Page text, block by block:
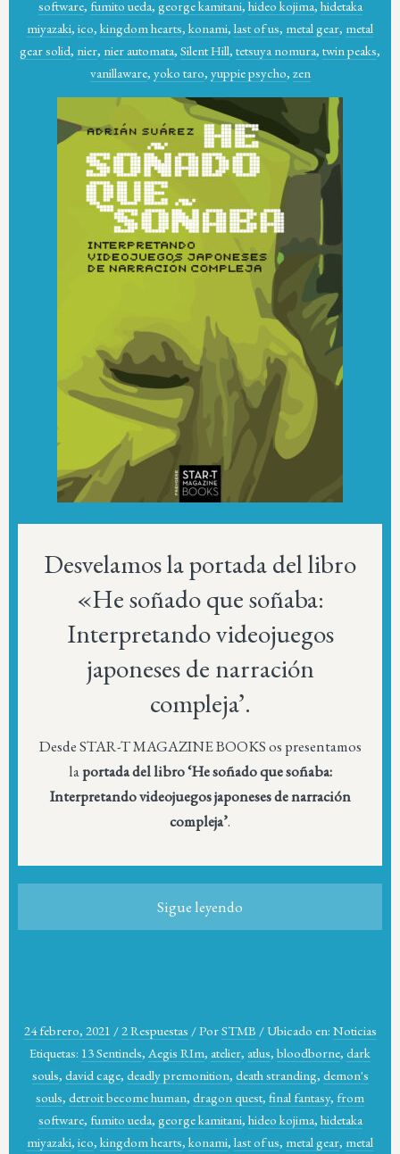
software, fumito ueda, george kamitani, hideo kojima, hidetaka
miyazaki, ico, kingdom hearts, konami, last of us, metal gear, metal
gear solid, nier, nier automata, Silent Hill, tetsuya nomura, twin peaks,
vanillaware, yoko taro, yuppie psycho, zen
Desvelamos la portada del libro
«He soñado que soñaba:
Interpretando videojuegos
japoneses de narración
compleja’.
Desde STAR-T MAGAZINE BOOKS os presentamos
laportada del libro ‘He soñado que soñaba:
Interpretando videojuegos japoneses de narración
compleja’.
Sigue leyendo
24 febrero, 2021 /2 Respuestas /PorSTMB / Ubicado en: Noticias
Etiquetas: 13 Sentinels, Aegis RIm, atelier, atlus, bloodborne, dark
souls, david cage, deadly premonition, death stranding, demon's
souls, detroit become human, dragon quest, final fantasy, from
software, fumito ueda, george kamitani, hideo kojima, hidetaka
miyazaki, ico, kingdom hearts, konami, last of us, metal gear, metal